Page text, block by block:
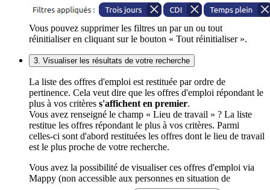
Vous pouvez supprimer les filtres un par un ou tout
réinitialiser en cliquant sur le bouton « Tout réinitialiser ».
3. Visualiser les résultats de votre recherche
La liste des offres d'emploi est restituée par ordre de
pertinence. Cela veut dire que les offres d'emploi répondant le
plus à vos critères s'affichent en premier.
Vous avez renseigné le champ « Lieu de travail » ? La liste
restitue les offres répondant le plus à vos critères. Parmi
celles-ci sont d'abord restituées les offres dont le lieu de travail
est le plus proche de votre recherche.
Vous avez la possibilité de visualiser ces offres d'emploi via
Mappy (non accessible aux personnes en situation de